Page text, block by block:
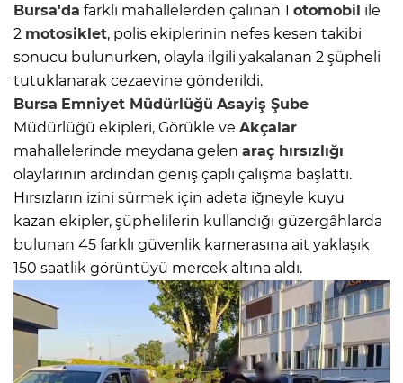
Bursa'da farklı mahallelerden çalınan 1 otomobil ile
2 motosiklet, polis ekiplerinin nefes kesen takibi
sonucu bulunurken, olayla ilgili yakalanan 2 şüpheli
tutuklanarak cezaevine gönderildi.
Bursa Emniyet Müdürlüğü Asayiş Şube
Müdürlüğü ekipleri, Görükle ve Akçalar
mahallelerinde meydana gelen araç hırsızlığı
olaylarının ardından geniş çaplı çalışma başlattı.
Hırsızların izini sürmek için adeta iğneyle kuyu
kazan ekipler, şüphelilerin kullandığı güzergâhlarda
bulunan 45 farklı güvenlik kamerasına ait yaklaşık
150 saatlik görüntüyü mercek altına aldı.